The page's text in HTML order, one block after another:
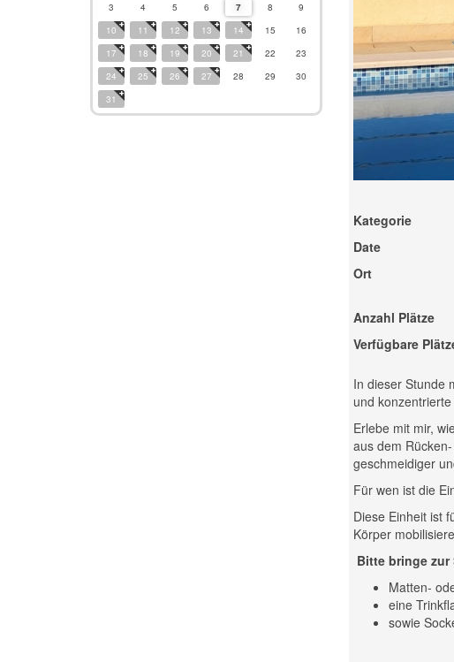
Kategorie
Date
Ort
Anzahl Plätze
Verfügbare
In dieser Stunde
und
Erlebe mit mir,
aus dem
geschmeidiger
Für wen ist die
Diese Einheit ist
Körper
Bitte bringe
Matten-
eine
sowie
3
4 5 6 7 8
9
10
11 12 13 14 15
16
17
18 19 20 21 22
23
24
25 26 27 28 29
30
31